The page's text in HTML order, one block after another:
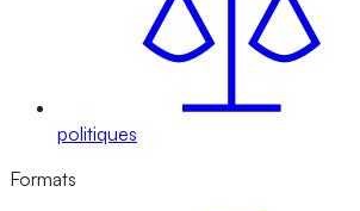
politiques
Formats